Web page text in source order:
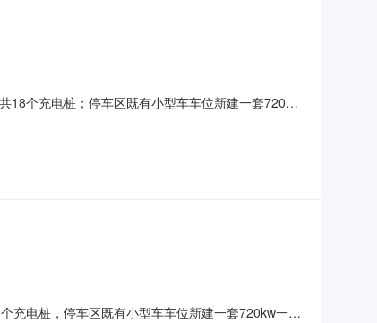
个充电桩；停车区既有小型车车位新建一套720kw
0515:42
充电桩，停车区既有小型车车位新建一套720kw一拖